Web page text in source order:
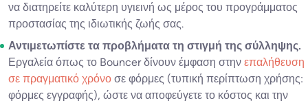
να διατηρείτε καλύτερη υγιεινή ως μέρος του προγράμματος
προστασίας της ιδιωτικής ζωής σας.
Αντιμετωπίστε τα προβλήματα τη στιγμή της σύλληψης.
Εργαλεία όπως το Bouncer δίνουν έμφαση στην επαλήθευση
σε πραγματικό χρόνο σε φόρμες (τυπική περίπτωση χρήσης:
φόρμες εγγραφής), ώστε να αποφεύγετε το κόστος και την